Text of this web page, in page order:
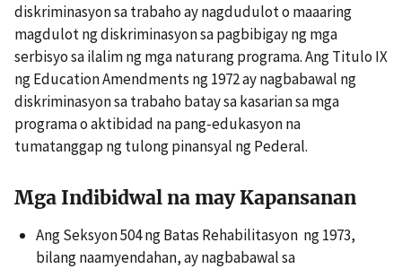
diskriminasyon sa trabaho ay nagdudulot o maaaring
magdulot ng diskriminasyon sa pagbibigay ng mga
serbisyo sa ilalim ng mga naturang programa. Ang Titulo IX
ng Education Amendments ng 1972 ay nagbabawal ng
diskriminasyon sa trabaho batay sa kasarian sa mga
programa o aktibidad na pang-edukasyon na
tumatanggap ng tulong pinansyal ng Pederal.
Mga Indibidwal na may Kapansanan
Ang Seksyon 504 ng Batas Rehabilitasyon ng 1973,
bilang naamyendahan, ay nagbabawal sa